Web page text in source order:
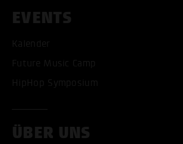
EVENTS
Kalender
Future Music Camp
HipHop Symposium
ÜBER UNS